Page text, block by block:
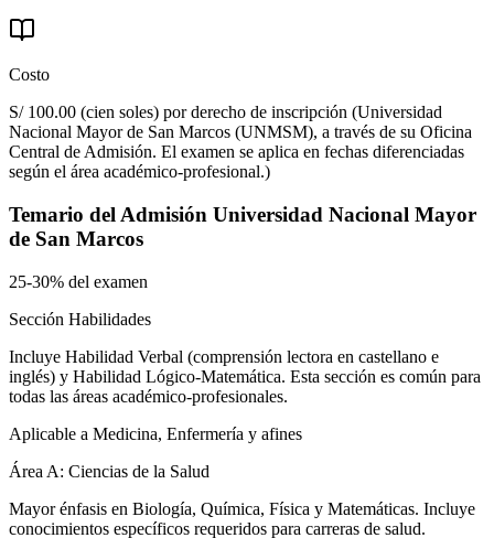
Costo
S/ 100.00 (cien soles) por derecho de inscripción (Universidad
Nacional Mayor de San Marcos (UNMSM), a través de su Oficina
Central de Admisión. El examen se aplica en fechas diferenciadas
según el área académico-profesional.)
Temario del Admisión Universidad Nacional Mayor
de San Marcos
25-30% del examen
Sección Habilidades
Incluye Habilidad Verbal (comprensión lectora en castellano e
inglés) y Habilidad Lógico-Matemática. Esta sección es común para
todas las áreas académico-profesionales.
Aplicable a Medicina, Enfermería y afines
Área A: Ciencias de la Salud
Mayor énfasis en Biología, Química, Física y Matemáticas. Incluye
conocimientos específicos requeridos para carreras de salud.